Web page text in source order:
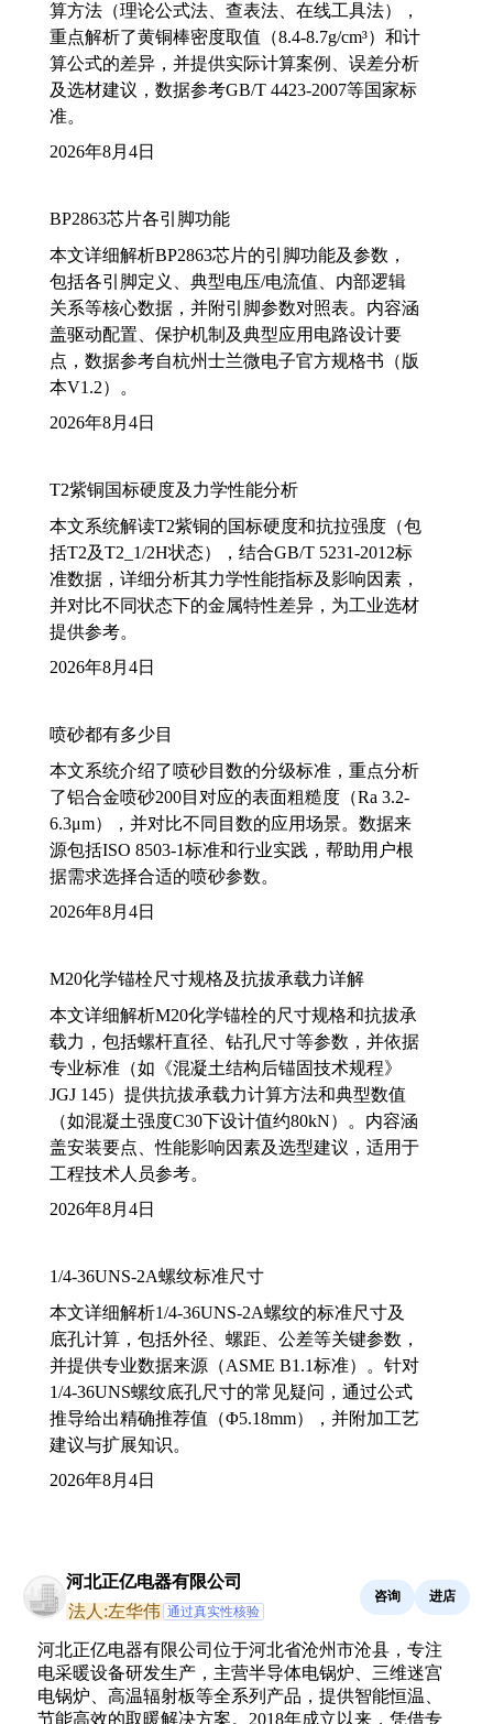
算方法（理论公式法、查表法、在线工具法），
重点解析了黄铜棒密度取值（8.4-8.7g/cm³）和计
算公式的差异，并提供实际计算案例、误差分析
及选材建议，数据参考GB/T 4423-2007等国家标
准。
2026年8月4日
BP2863芯片各引脚功能
本文详细解析BP2863芯片的引脚功能及参数，
包括各引脚定义、典型电压/电流值、内部逻辑
关系等核心数据，并附引脚参数对照表。内容涵
盖驱动配置、保护机制及典型应用电路设计要
点，数据参考自杭州士兰微电子官方规格书（版
本V1.2）。
2026年8月4日
T2紫铜国标硬度及力学性能分析
本文系统解读T2紫铜的国标硬度和抗拉强度（包
括T2及T2_1/2H状态），结合GB/T 5231-2012标
准数据，详细分析其力学性能指标及影响因素，
并对比不同状态下的金属特性差异，为工业选材
提供参考。
2026年8月4日
喷砂都有多少目
本文系统介绍了喷砂目数的分级标准，重点分析
了铝合金喷砂200目对应的表面粗糙度（Ra 3.2-
6.3μm），并对比不同目数的应用场景。数据来
源包括ISO 8503-1标准和行业实践，帮助用户根
据需求选择合适的喷砂参数。
2026年8月4日
M20化学锚栓尺寸规格及抗拔承载力详解
本文详细解析M20化学锚栓的尺寸规格和抗拔承
载力，包括螺杆直径、钻孔尺寸等参数，并依据
专业标准（如《混凝土结构后锚固技术规程》
JGJ 145）提供抗拔承载力计算方法和典型数值
（如混凝土强度C30下设计值约80kN）。内容涵
盖安装要点、性能影响因素及选型建议，适用于
工程技术人员参考。
2026年8月4日
1/4-36UNS-2A螺纹标准尺寸
本文详细解析1/4-36UNS-2A螺纹的标准尺寸及
底孔计算，包括外径、螺距、公差等关键参数，
并提供专业数据来源（ASME B1.1标准）。针对
1/4-36UNS螺纹底孔尺寸的常见疑问，通过公式
推导给出精确推荐值（Φ5.18mm），并附加工艺
建议与扩展知识。
2026年8月4日
河北正亿电器有限公司
法人:左华伟 通过真实性核验
咨询 进店
河北正亿电器有限公司位于河北省沧州市沧县，专注
电采暖设备研发生产，主营半导体电锅炉、三维迷宫
电锅炉、高温辐射板等全系列产品，提供智能恒温、
节能高效的取暖解决方案。2018年成立以来，凭借专